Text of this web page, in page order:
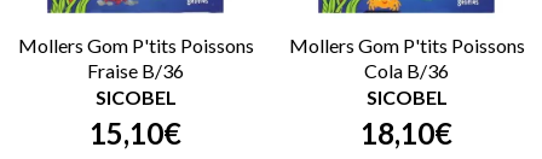
Mollers Gom P'tits Poissons
Fraise B/36
SICOBEL
15,10€
Mollers Gom P'tits Poissons
Cola B/36
SICOBEL
18,10€